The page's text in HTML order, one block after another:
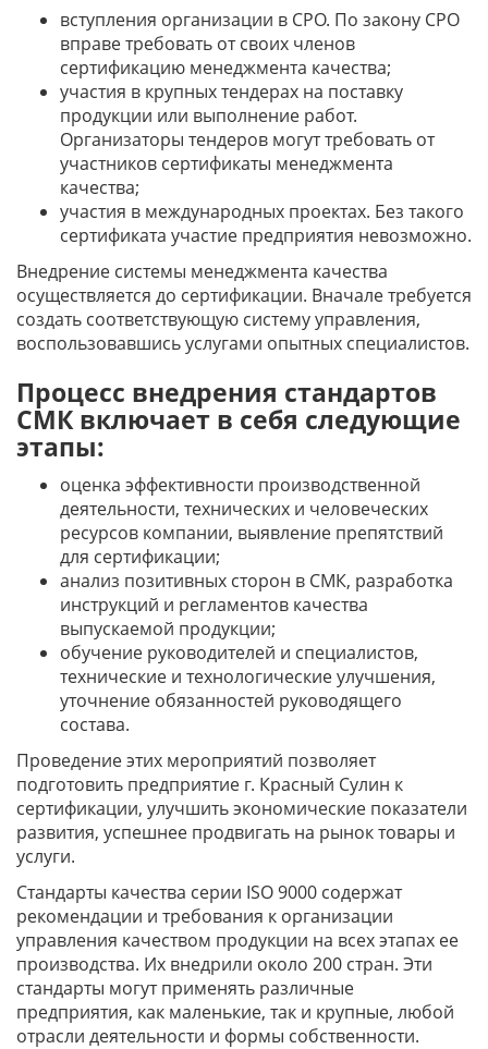
вступления организации в СРО. По закону СРО
вправе требовать от своих членов
сертификацию менеджмента качества;
участия в крупных тендерах на поставку
продукции или выполнение работ.
Организаторы тендеров могут требовать от
участников сертификаты менеджмента
качества;
участия в международных проектах. Без такого
сертификата участие предприятия невозможно.
Внедрение системы менеджмента качества
осуществляется до сертификации. Вначале требуется
создать соответствующую систему управления,
воспользовавшись услугами опытных специалистов.
Процесс внедрения стандартов
СМК включает в себя следующие
этапы:
оценка эффективности производственной
деятельности, технических и человеческих
ресурсов компании, выявление препятствий
для сертификации;
анализ позитивных сторон в СМК, разработка
инструкций и регламентов качества
выпускаемой продукции;
обучение руководителей и специалистов,
технические и технологические улучшения,
уточнение обязанностей руководящего
состава.
Проведение этих мероприятий позволяет
подготовить предприятие г. Красный Сулин к
сертификации, улучшить экономические показатели
развития, успешнее продвигать на рынок товары и
услуги.
Стандарты качества серии ISO 9000 содержат
рекомендации и требования к организации
управления качеством продукции на всех этапах ее
производства. Их внедрили около 200 стран. Эти
стандарты могут применять различные
предприятия, как маленькие, так и крупные, любой
отрасли деятельности и формы собственности.